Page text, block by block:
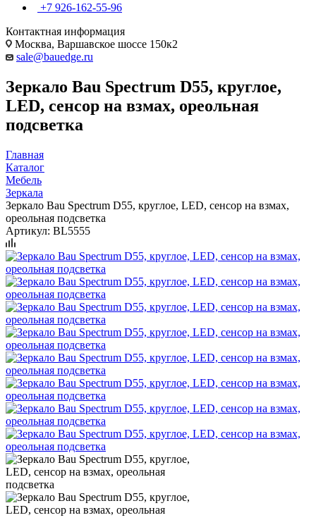
+7 926-162-55-96
Контактная информация
Москва, Варшавское шоссе 150к2
sale@bauedge.ru
Зеркало Bau Spectrum D55, круглое,
LED, сенсор на взмах, ореольная
подсветка
Главная
Каталог
Мебель
Зеркала
Зеркало Bau Spectrum D55, круглое, LED, сенсор на взмах,
ореольная подсветка
Артикул: BL5555